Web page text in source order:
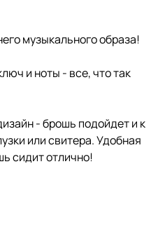
музыкального образа!
и ноты - все, что так
- брошь подойдет и к
или свитера. Удобная
сидит отлично!